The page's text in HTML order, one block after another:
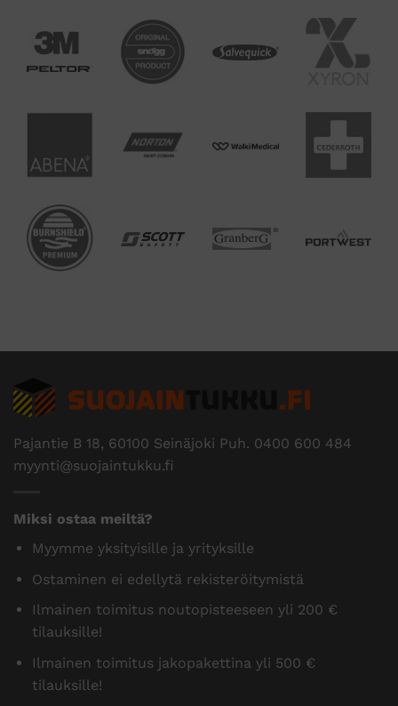
Pajantie B 18, 60100 Seinäjoki Puh. 0400 600 484
myynti@suojaintukku.fi
Miksi ostaa meiltä?
Myymme yksityisille ja yrityksille
Ostaminen ei edellytä rekisteröitymistä
Ilmainen toimitus noutopisteeseen yli 200 €
tilauksille!
Ilmainen toimitus jakopakettina yli 500 €
tilauksille!